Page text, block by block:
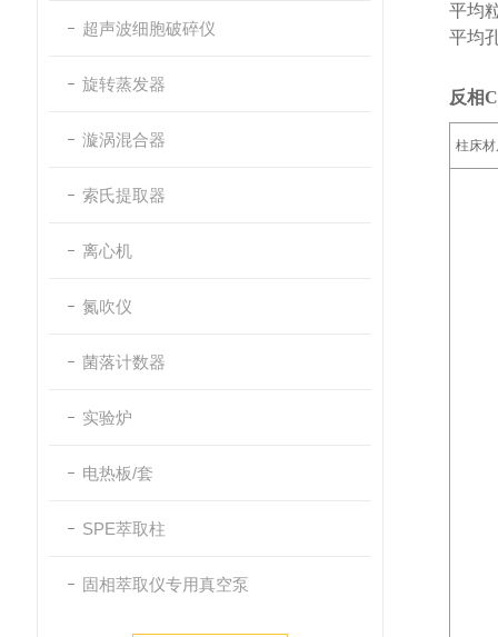
超声波细胞破碎仪
旋转蒸发器
漩涡混合器
索氏提取器
离心机
氮吹仪
菌落计数器
实验炉
电热板/套
SPE萃取柱
固相萃取仪专用真空泵
平均
平均
反相
柱床